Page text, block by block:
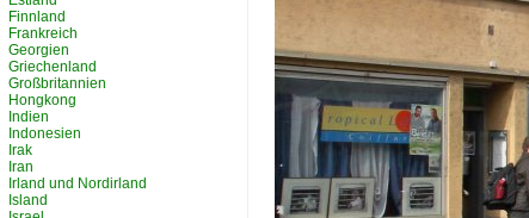
Finnland
Frankreich
Georgien
Griechenland
Großbritannien
Hongkong
Indien
Indonesien
Irak
Iran
Irland und Nordirland
Island